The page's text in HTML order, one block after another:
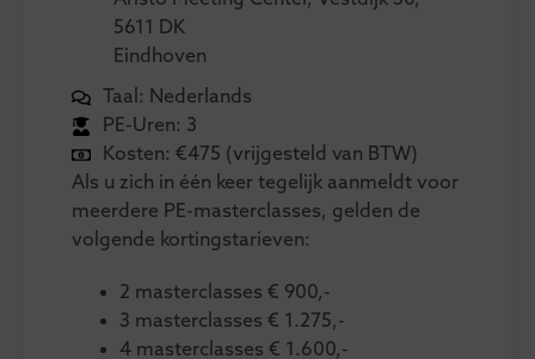
5611 DK
Eindhoven
Taal: Nederlands
PE-Uren: 3
Kosten: €475 (vrijgesteld van BTW)
Als u zich in één keer tegelijk aanmeldt voor
meerdere PE-masterclasses, gelden de
volgende kortingstarieven:
2 masterclasses € 900,-
3 masterclasses € 1.275,-
4 masterclasses € 1.600,-